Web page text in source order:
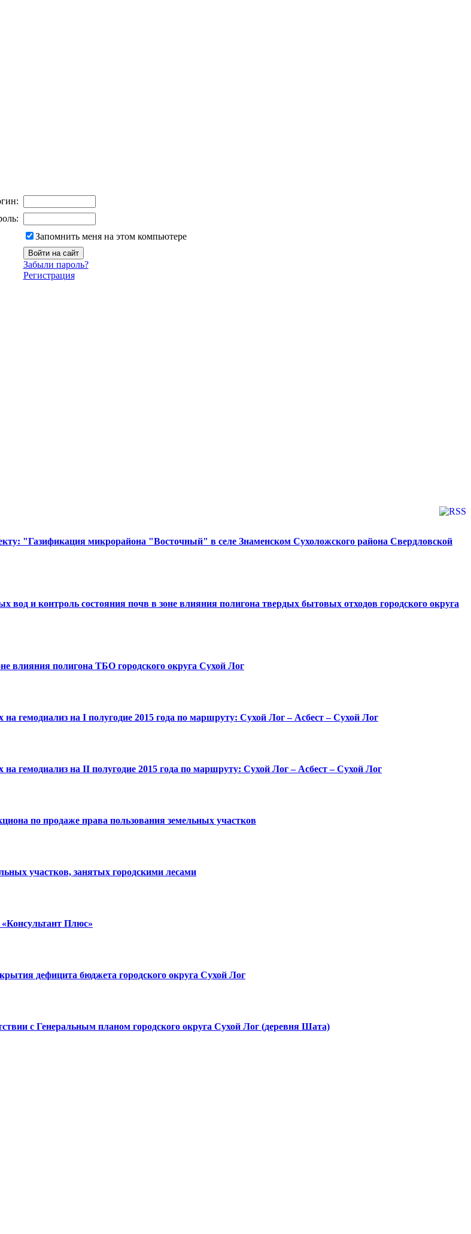
Запомнить меня на этом компьютере
Забыли пароль?
Регистрация
"Газификация микрорайона "Восточный" в селе Знаменском Сухоложского района Свердловской
вод и контроль состояния почв в зоне влияния полигона твердых бытовых отходов городского округа
влияния полигона ТБО городского округа Сухой Лог
гемодиализ на I полугодие 2015 года по маршруту: Сухой Лог – Асбест – Сухой Лог
гемодиализ на II полугодие 2015 года по маршруту: Сухой Лог – Асбест – Сухой Лог
по продаже права пользования земельных участков
участков, занятых городскими лесами
Плюс»
дефицита бюджета городского округа Сухой Лог
с Генеральным планом городского округа Сухой Лог (деревня Шата)